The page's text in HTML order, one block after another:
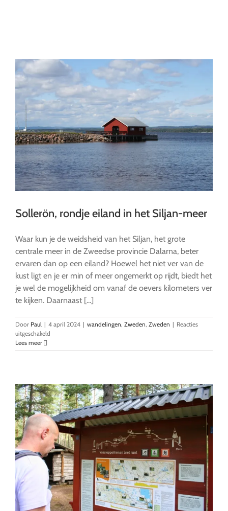
Sollerön, rondje eiland in het Siljan-meer
Waar kun je de weidsheid van het Siljan, het grote
centrale meer in de Zweedse provincie Dalarna, beter
ervaren dan op een eiland? Hoewel het niet ver van de
kust ligt en je er min of meer ongemerkt op rijdt, biedt het
je wel de mogelijkheid om vanaf de oevers kilometers ver
te kijken. Daarnaast [...]
Door Paul | 4 april 2024 | wandelingen, Zweden, Zweden | Reacties
uitgeschakeld
rondje
Siljan-
meer
Lees meer